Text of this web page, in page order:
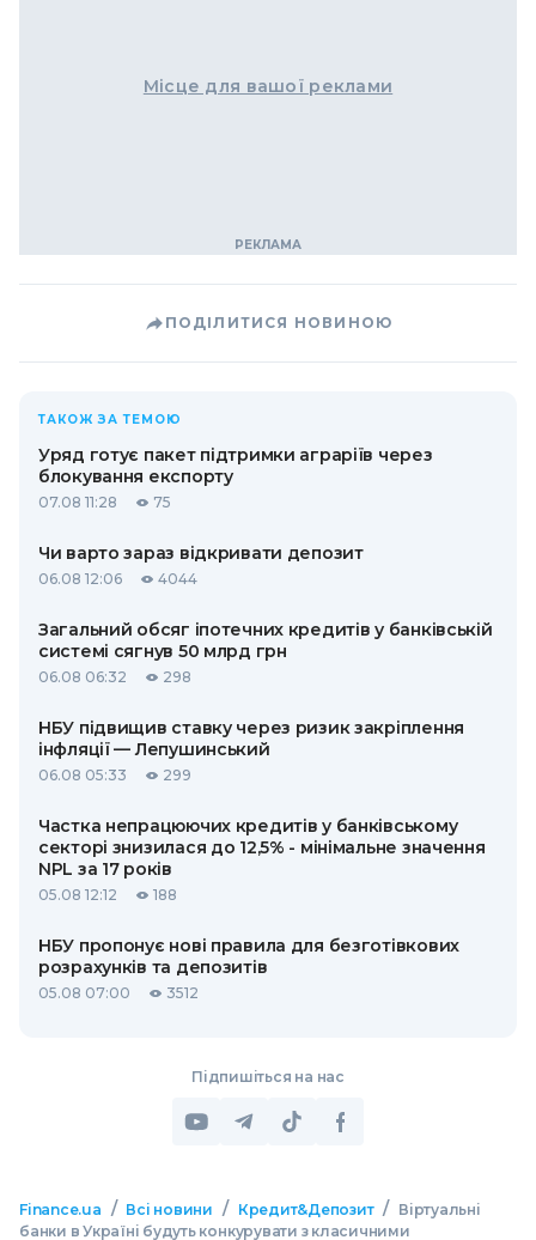
Місце для вашої реклами
ПОДІЛИТИСЯ НОВИНОЮ
ТАКОЖ ЗА ТЕМОЮ
Уряд готує пакет підтримки аграріїв через
блокування експорту
07.08 11:28 75
Чи варто зараз відкривати депозит
06.08 12:06 4044
Загальний обсяг іпотечних кредитів у банківській
системі сягнув 50 млрд грн
06.08 06:32 298
НБУ підвищив ставку через ризик закріплення
інфляції — Лепушинський
06.08 05:33 299
Частка непрацюючих кредитів у банківському
секторі знизилася до 12,5% - мінімальне значення
NPL за 17 років
05.08 12:12 188
НБУ пропонує нові правила для безготівкових
розрахунків та депозитів
05.08 07:00 3512
Підпишіться на нас
Finance.ua / Всі новини / Кредит&Депозит / Віртуальні
банки в Україні будуть конкурувати з класичними